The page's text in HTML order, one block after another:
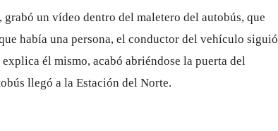
grabó un vídeo dentro del maletero del autobús, que
había una persona, el conductor del vehículo siguió
él mismo, acabó abriéndose la puerta del
llegó a la Estación del Norte.